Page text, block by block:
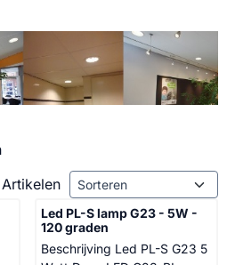
Artikelen Sorteermethode
Led PL-S lamp G23 - 5W -
120 graden
Beschrijving Led PL-S G23 5